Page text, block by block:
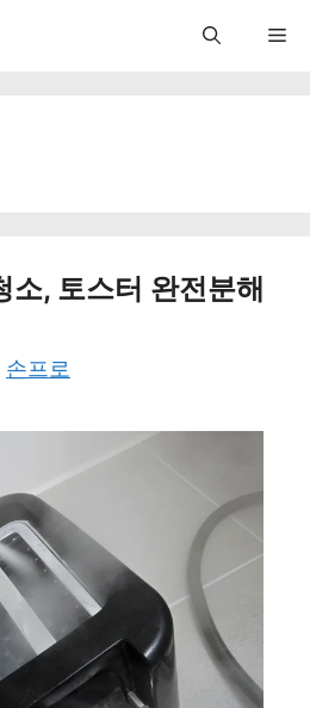
소, 토스터 완전분해
손프로